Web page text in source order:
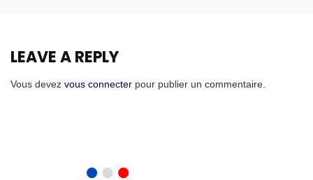
LEAVE A REPLY
Vous devez vous connecter pour publier un commentaire.